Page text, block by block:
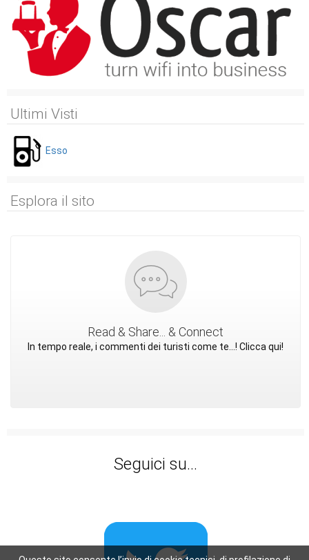
Ultimi Visti
Esso
Esplora il sito
Read & Share... & Connect
In tempo reale, i commenti dei turisti come te...! Clicca qui!
Seguici su...